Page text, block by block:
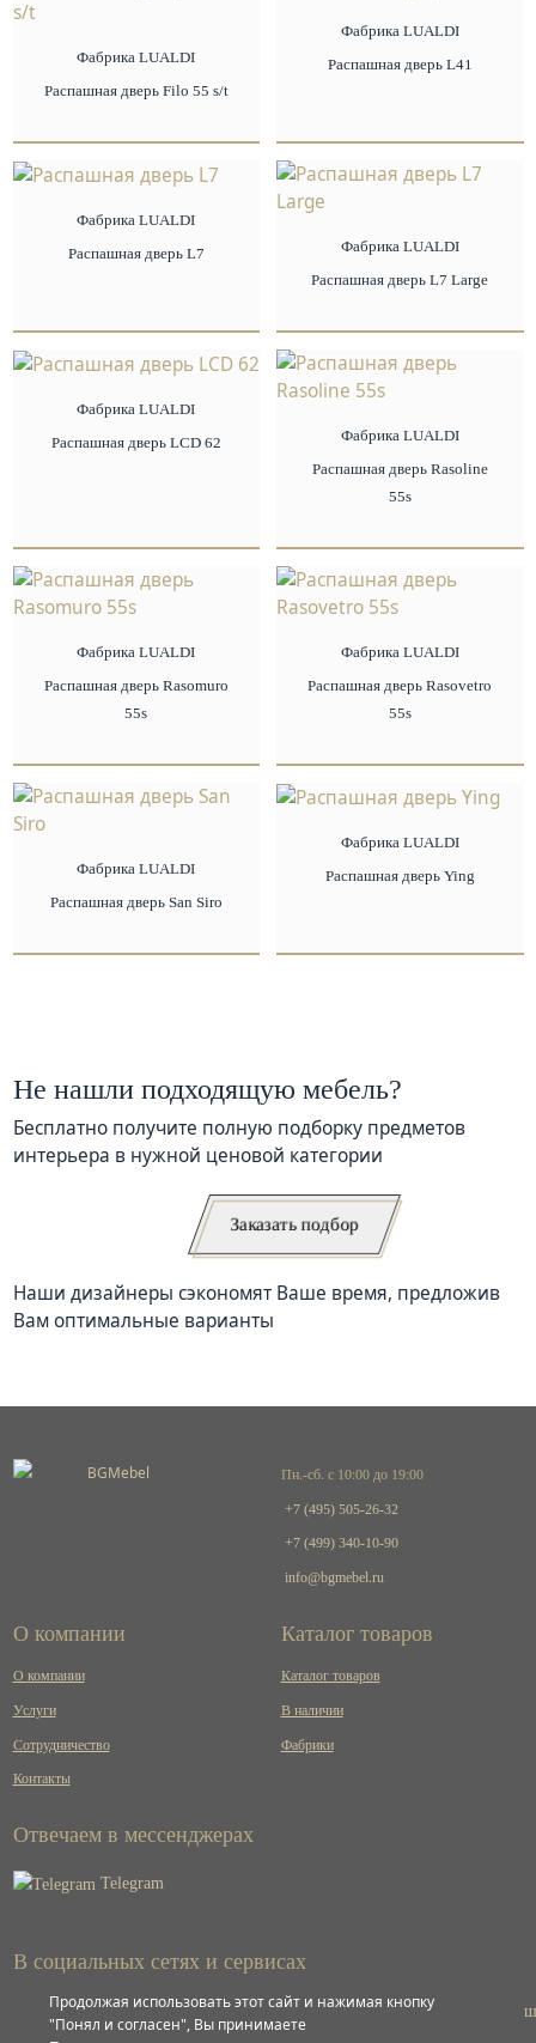
Фабрика LUALDI
Распашная дверь Filo 55 s/t
Фабрика LUALDI
Распашная дверь L41
Фабрика LUALDI
Распашная дверь L7
Фабрика LUALDI
Распашная дверь L7 Large
Фабрика LUALDI
Распашная дверь LCD 62
Фабрика LUALDI
Распашная дверь Rasoline
55s
Фабрика LUALDI
Распашная дверь Rasomuro
55s
Фабрика LUALDI
Распашная дверь Rasovetro
55s
Фабрика LUALDI
Распашная дверь San Siro
Фабрика LUALDI
Распашная дверь Ying
Не нашли подходящую мебель?
Бесплатно получите полную подборку предметов
интерьера в нужной ценовой категории
Заказать подбор
Наши дизайнеры сэкономят Ваше время, предложив
Вам оптимальные варианты
Пн.-сб. с 10:00 до 19:00
+7 (495) 505-26-32
+7 (499) 340-10-90
info@bgmebel.ru
О компании
О компании
Услуги
Сотрудничество
Контакты
Каталог товаров
Каталог товаров
В наличии
Фабрики
Отвечаем в мессенджерах
Telegram
В социальных сетях и сервисах
ВКонтакте
Продолжая использовать этот сайт и нажимая кнопку
"Понял и согласен", Вы принимаете